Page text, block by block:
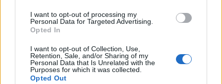
I want to opt-out of processing my
Personal Data for Targeted Advertising.
Opted In
I want to opt-out of Collection, Use,
Retention, Sale, and/or Sharing of my
Personal Data that Is Unrelated with the
Purposes for which it was collected.
Opted Out
Ajax groeit onder Míchel, maar transfermarkt
blijft cruciaal
Ajax-talent Mohamed Abdalla schrijft Europese
geschiedenis